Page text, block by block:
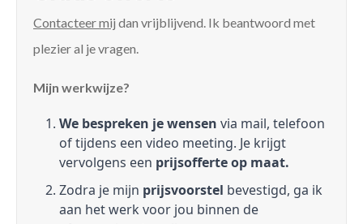
Contacteer mij dan vrijblijvend. Ik beantwoord met
plezier al je vragen.
Mijn werkwijze?
We bespreken je wensen via mail, telefoon
of tijdens een video meeting. Je krijgt
vervolgens een prijsofferte op maat.
Zodra je mijn prijsvoorstel bevestigd, ga ik
aan het werk voor jou binnen de